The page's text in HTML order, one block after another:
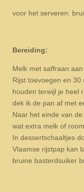
voor het serveren:
Bereiding:
Melk met saffraan
Rijst toevoegen en
houden terwijl je heel
dek ik de pan af met
Naar het einde van
wat extra melk of
In dessertschaaltjes
Vlaamse rijstpap kan
bruine basterdsuiker